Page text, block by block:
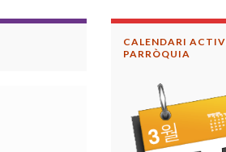
CALENDARI
PARRÒQUIA